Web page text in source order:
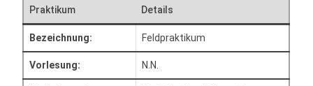
Praktikum Details
Bezeichnung: Feldpraktikum
Vorlesung: N.N.